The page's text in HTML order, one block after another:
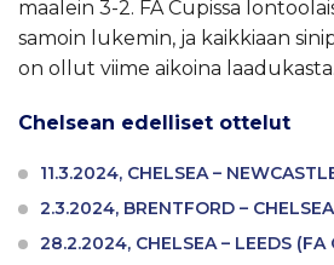
maalein 3-2. FA Cupissa
samoin lukemin, ja kaikkiaan
on ollut viime aikoina laadukasta.
Chelsean edelliset ottelut
11.3.2024, CHELSEA –
2.3.2024, BRENTFORD –
28.2.2024, CHELSEA – LEEDS (FA